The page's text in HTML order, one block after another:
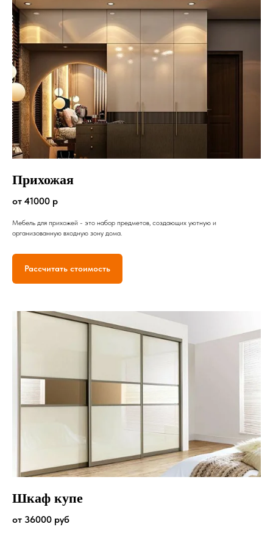
Прихожая
от 41000 р
Мебель для прихожей - это набор предметов, создающих уютную и
организованную входную зону дома.
Рассчитать стоимость
Шкаф купе
от 36000 руб